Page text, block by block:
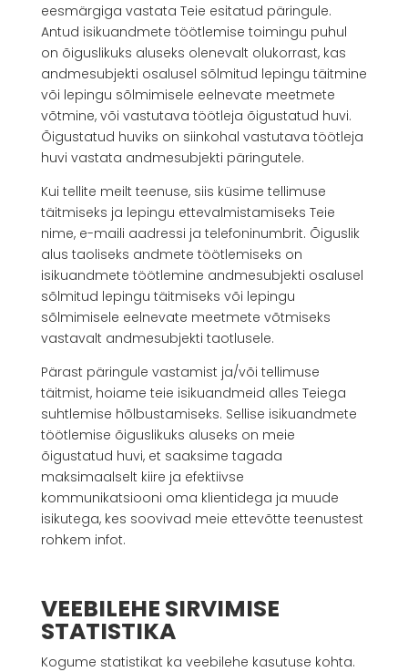
eesmärgiga vastata Teie esitatud päringule.
Antud isikuandmete töötlemise toimingu puhul
on õiguslikuks aluseks olenevalt olukorrast, kas
andmesubjekti osalusel sõlmitud lepingu täitmine
või lepingu sõlmimisele eelnevate meetmete
võtmine, või vastutava töötleja õigustatud huvi.
Õigustatud huviks on siinkohal vastutava töötleja
huvi vastata andmesubjekti päringutele.
Kui tellite meilt teenuse, siis küsime tellimuse
täitmiseks ja lepingu ettevalmistamiseks Teie
nime, e-maili aadressi ja telefoninumbrit. Õiguslik
alus taoliseks andmete töötlemiseks on
isikuandmete töötlemine andmesubjekti osalusel
sõlmitud lepingu täitmiseks või lepingu
sõlmimisele eelnevate meetmete võtmiseks
vastavalt andmesubjekti taotlusele.
Pärast päringule vastamist ja/või tellimuse
täitmist, hoiame teie isikuandmeid alles Teiega
suhtlemise hõlbustamiseks. Sellise isikuandmete
töötlemise õiguslikuks aluseks on meie
õigustatud huvi, et saaksime tagada
maksimaalselt kiire ja efektiivse
kommunikatsiooni oma klientidega ja muude
isikutega, kes soovivad meie ettevõtte teenustest
rohkem infot.
VEEBILEHE SIRVIMISE
STATISTIKA
Kogume statistikat ka veebilehe kasutuse kohta.